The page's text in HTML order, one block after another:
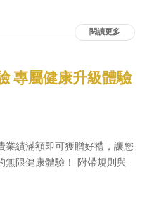
閱讀更多
專屬健康升級體驗
業績滿額即可獲贈好禮，讓您
無限健康體驗！ 附帶規則與